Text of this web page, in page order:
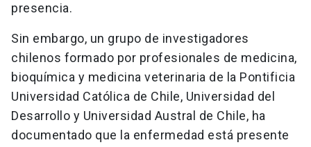
presencia.
Sin embargo, un grupo de investigadores
chilenos formado por profesionales de medicina,
bioquímica y medicina veterinaria de la Pontificia
Universidad Católica de Chile, Universidad del
Desarrollo y Universidad Austral de Chile, ha
documentado que la enfermedad está presente